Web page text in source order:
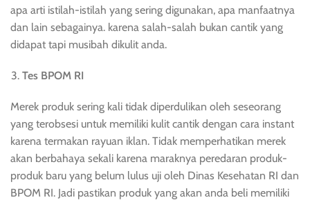
apa arti istilah-istilah yang sering digunakan, apa manfaatnya
dan lain sebagainya. karena salah-salah bukan cantik yang
didapat tapi musibah dikulit anda.
Tes BPOM RI
Merek produk sering kali tidak diperdulikan oleh seseorang
yang terobsesi untuk memiliki kulit cantik dengan cara instant
karena termakan rayuan iklan. Tidak memperhatikan merek
akan berbahaya sekali karena maraknya peredaran produk-
produk baru yang belum lulus uji oleh Dinas Kesehatan RI dan
BPOM RI. Jadi pastikan produk yang akan anda beli memiliki